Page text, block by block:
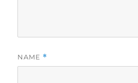
NAME *